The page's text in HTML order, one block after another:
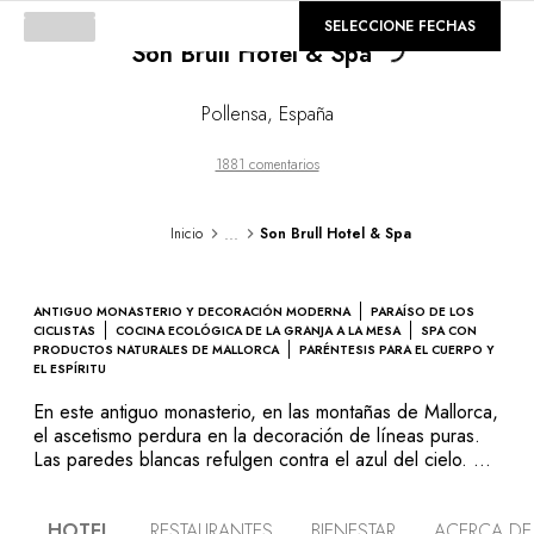
GALERÍA
Son Brull Hotel & Spa
Loading...
Pollensa, España
1881 comentarios
Inicio ... Son Brull Hotel & Spa
ANTIGUO MONASTERIO Y DECORACIÓN MODERNA
PARAÍSO DE LOS
CICLISTAS
COCINA ECOLÓGICA DE LA GRANJA A LA MESA
SPA CON
PRODUCTOS NATURALES DE MALLORCA
PARÉNTESIS PARA EL CUERPO Y
EL ESPÍRITU
En este antiguo monasterio, en las montañas de Mallorca,
el ascetismo perdura en la decoración de líneas puras.
Las paredes blancas refulgen contra el azul del cielo. El
SELECCIONE FECHAS